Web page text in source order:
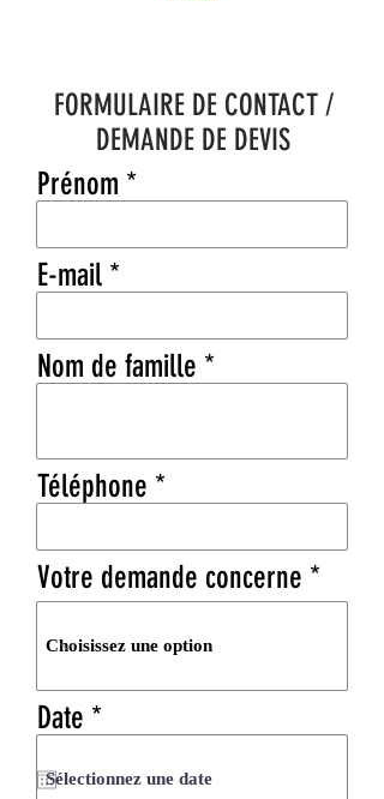
FORMULAIRE DE CONTACT /
DEMANDE DE DEVIS
Prénom
E-mail
Nom de famille
Téléphone
Votre demande concerne
Date *
e
q